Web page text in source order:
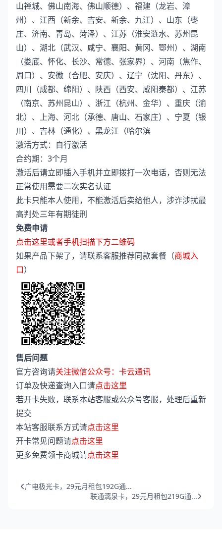
山禅城、佛山南海、佛山顺德）、福建（龙岩、漳
州）、江西（新余、吉安、新余、九江）、山东（枣
庄、济南、青岛、菏泽）、江苏（淮安涟水、苏州昆
山）、湖北（武汉、咸宁、襄阳、黄冈、鄂州）、湖南
（娄底、怀化、长沙、常德、张家界）、河南（焦作、
周口）、安徽（合肥、安庆）、辽宁（沈阳、丹东）、
四川（成都、绵阳）、陕西（西安、咸阳秦都）、江苏
（南京、苏州昆山）、浙江（杭州、金华）、重庆（渝
北）、上海、河北（承德、唐山、石家庄）、宁夏（银
川）、吉林（通化）、黑龙江（哈尔滨
激活方式：自行激活
合约期：3个月
激活后请立即插入手机并立即拨打一次电话，否则无法
正常使用需要二次实名认证
此卡只能本人使用，不能激活后卖给他人，涉诈涉扰最
高判处三年有期徒刑
免费申请
点击这里或者手机扫描下方二维码
如果产品下架了，请联系客服推荐同款套餐（商城入
口）
售后问题
官方咨询请关注微信公众号：卡云通讯
订单及快递查询入口请点击这里
若开卡失败，联系本站客服或公众号客服，处理后重新
提交
本站客服联系方式请点击这里
开卡常见问题请点击这里
更多免费领卡商城请点击这里
广电极光卡，29元月租包192G通...
联通漓泉卡，29元月租包219G通...